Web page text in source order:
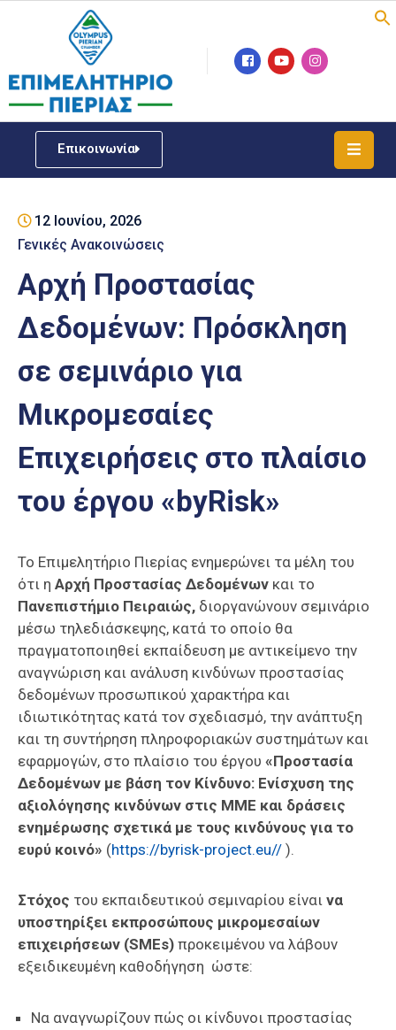
Επικοινωνία
Επιμελητήριο
Νέα
ΓΕΜΗ
Επιχειρηματική
Υποστήριξη
Έκθεση
Παραδοσιακών
Επαγγελμάτων
Έκθεση
ΕΒΕΠ-
12 Ιουνίου, 2026
Γενικές Ανακοινώσεις
Αρχή Προστασίας
Δεδομένων: Πρόσκληση
σε σεμινάριο για
Μικρομεσαίες
Επιχειρήσεις στο πλαίσιο
του έργου «byRisk»
Το Επιμελητήριο Πιερίας ενημερώνει τα μέλη του
ότι η Αρχή Προστασίας Δεδομένων και το
Πανεπιστήμιο Πειραιώς, διοργανώνουν σεμινάριο
μέσω τηλεδιάσκεψης, κατά το οποίο θα
πραγματοποιηθεί εκπαίδευση με αντικείμενο την
αναγνώριση και ανάλυση κινδύνων προστασίας
δεδομένων προσωπικού χαρακτήρα και
ιδιωτικότητας κατά τον σχεδιασμό, την ανάπτυξη
και τη συντήρηση πληροφοριακών συστημάτων και
εφαρμογών, στο πλαίσιο του έργου «Προστασία
Δεδομένων με βάση τον Κίνδυνο: Ενίσχυση της
αξιολόγησης κινδύνων στις ΜΜΕ και δράσεις
ενημέρωσης σχετικά με τους κινδύνους για το
ευρύ κοινό» (https://byrisk-project.eu// ).
Στόχος του εκπαιδευτικού σεμιναρίου είναι να
υποστηρίξει εκπροσώπους μικρομεσαίων
επιχειρήσεων (SMEs) προκειμένου να λάβουν
εξειδικευμένη καθοδήγηση ώστε:
Να αναγνωρίζουν πώς οι κίνδυνοι προστασίας